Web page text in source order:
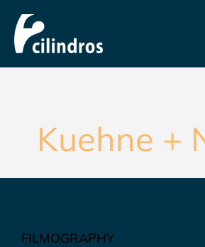
Kuehne +
FILMOGRAPHY